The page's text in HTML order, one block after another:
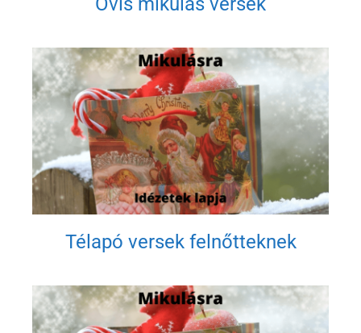
Télapó versek felnőtteknek